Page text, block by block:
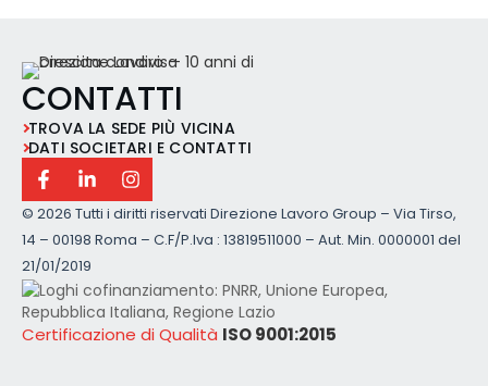
CONTATTI
TROVA LA SEDE PIÙ VICINA
DATI SOCIETARI E CONTATTI
© 2026 Tutti i diritti riservati Direzione Lavoro Group – Via Tirso,
14 – 00198 Roma – C.F/P.Iva : 13819511000 – Aut. Min. 0000001 del
21/01/2019
Certificazione di Qualità ISO 9001:2015